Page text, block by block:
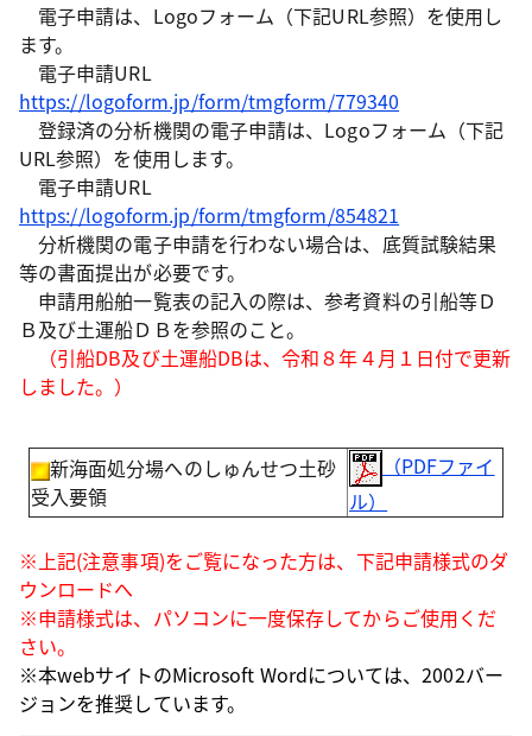
電子申請は、Logoフォーム（下記URL参照）を使用し
ます。
電子申請URL
https://logoform.jp/form/tmgform/779340
登録済の分析機関の電子申請は、Logoフォーム（下記
URL参照）を使用します。
電子申請URL
https://logoform.jp/form/tmgform/854821
分析機関の電子申請を行わない場合は、底質試験結果
等の書面提出が必要です。
申請用船舶一覧表の記入の際は、参考資料の引船等Ｄ
Ｂ及び土運船ＤＢを参照のこと。
（引船DB及び土運船DBは、令和８年４月１日付で更新
しました。）
新海面処分場へのしゅんせつ土砂
受入要領
（PDFファイ
ル）
※上記(注意事項)をご覧になった方は、下記申請様式のダ
ウンロードへ
※申請様式は、パソコンに一度保存してからご使用くだ
さい。
※本webサイトのMicrosoft Wordについては、2002バー
ジョンを推奨しています。